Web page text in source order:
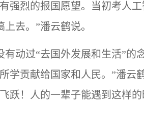
强烈的报国愿望。当初考人
去。”潘云鹤说。
有动过“去国外发展和生活”的
学贡献给国家和人民。”潘云鹤
跃！人的一辈子能遇到这样的